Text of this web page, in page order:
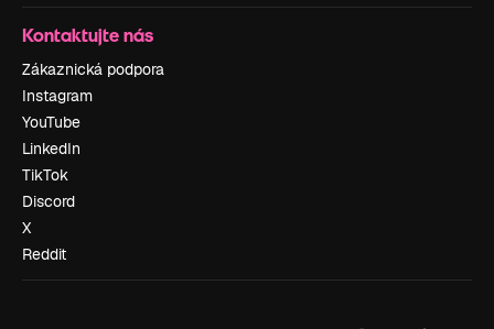
Kontaktujte nás
Zákaznická podpora
Instagram
YouTube
LinkedIn
TikTok
Discord
X
Reddit